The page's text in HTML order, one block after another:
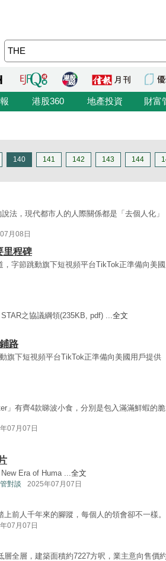
港股360 地產投資 財富
140 141 142 143 144
法，現代都市人的人際關係都是「去個人化」
月08日
里程碑
，字節跳動旗下短視頻平台TikTok正準備向美
STAR之協議綱領(235KB, pdf) ...全文
路
旗下短視頻平台TikTok正準備向美國用戶提供
」有齊4款睇波小食，分別是包入滿滿鮮蝦的脆
07月07日
Era of Huma ...全文
對談 2025年07月07日
前人千年來的腳蹤，每個人的領會卻不一樣
07月07日
層全層，建築面積約7227方呎，業主意向售價約